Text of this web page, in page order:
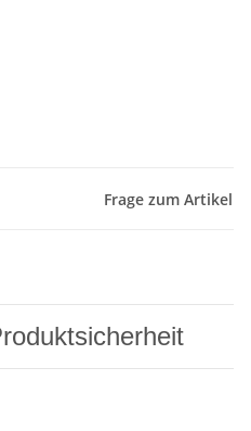
Frage zum Artikel